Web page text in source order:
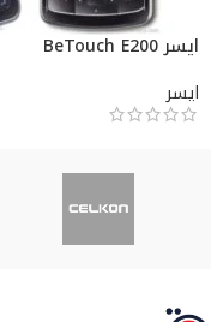
ايسر BeTouch E200
ايسر